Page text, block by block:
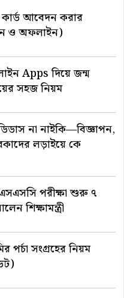
আবেদন করার
ও অফলাইন)
Apps দিয়ে জন্ম
সহজ নিয়ম
না নাইকি—বিজ্ঞাপন,
লড়াইয়ে কে
পরীক্ষা শুরু ৭
শিক্ষামন্ত্রী
পর্চা সংগ্রহের নিয়ম